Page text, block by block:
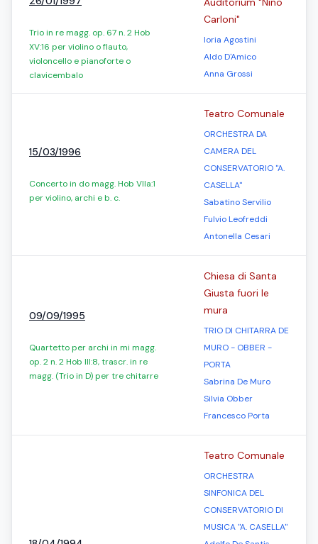
Trio in re magg. op. 67 n. 2 Hob
XV:16 per violino o flauto,
violoncello e pianoforte o
clavicembalo
Carloni"
Ioria Agostini
Aldo D'Amico
Anna Grossi
15/03/1996
Concerto in do magg. Hob VIIa:1
per violino, archi e b. c.
Teatro Comunale
ORCHESTRA DA
CAMERA DEL
CONSERVATORIO "A.
CASELLA"
Sabatino Servilio
Fulvio Leofreddi
Antonella Cesari
09/09/1995
Quartetto per archi in mi magg.
op. 2 n. 2 Hob III:8, trascr. in re
magg. (Trio in D) per tre chitarre
Chiesa di Santa
Giusta fuori le
mura
TRIO DI CHITARRA DE
MURO - OBBER -
PORTA
Sabrina De Muro
Silvia Obber
Francesco Porta
Teatro Comunale
ORCHESTRA
SINFONICA DEL
CONSERVATORIO DI
MUSICA "A. CASELLA"